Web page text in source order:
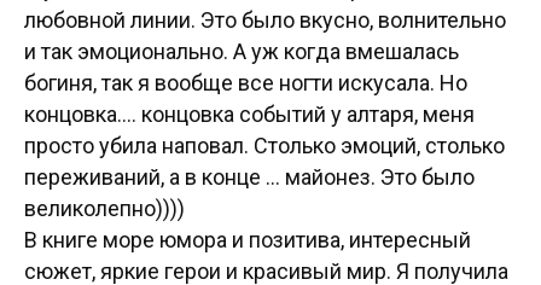
любовной линии. Это было вкусно, волнительно
и так эмоционально. А уж когда вмешалась
богиня, так я вообще все ногти искусала. Но
концовка.... концовка событий у алтаря, меня
просто убила наповал. Столько эмоций, столько
переживаний, а в конце ... майонез. Это было
великолепно))))
В книге море юмора и позитива, интересный
сюжет, яркие герои и красивый мир. Я получила